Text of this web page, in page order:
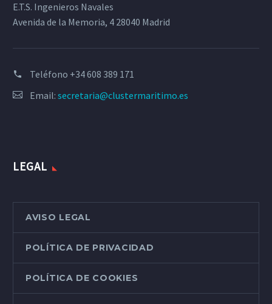
E.T.S. Ingenieros Navales
Avenida de la Memoria, 4 28040 Madrid
Teléfono +34 608 389 171
Email: secretaria@clustermaritimo.es
LEGAL
AVISO LEGAL
POLÍTICA DE PRIVACIDAD
POLÍTICA DE COOKIES